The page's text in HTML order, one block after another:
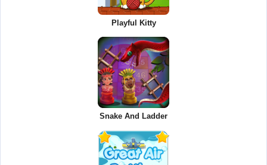
Playful Kitty
Snake And Ladder